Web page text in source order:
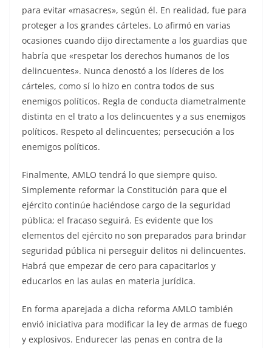
para evitar «masacres», según él. En realidad, fue para
proteger a los grandes cárteles. Lo afirmó en varias
ocasiones cuando dijo directamente a los guardias que
habría que «respetar los derechos humanos de los
delincuentes». Nunca denostó a los líderes de los
cárteles, como sí lo hizo en contra todos de sus
enemigos políticos. Regla de conducta diametralmente
distinta en el trato a los delincuentes y a sus enemigos
políticos. Respeto al delincuentes; persecución a los
enemigos políticos.
Finalmente, AMLO tendrá lo que siempre quiso.
Simplemente reformar la Constitución para que el
ejército continúe haciéndose cargo de la seguridad
pública; el fracaso seguirá. Es evidente que los
elementos del ejército no son preparados para brindar
seguridad pública ni perseguir delitos ni delincuentes.
Habrá que empezar de cero para capacitarlos y
educarlos en las aulas en materia jurídica.
En forma aparejada a dicha reforma AMLO también
envió iniciativa para modificar la ley de armas de fuego
y explosivos. Endurecer las penas en contra de la